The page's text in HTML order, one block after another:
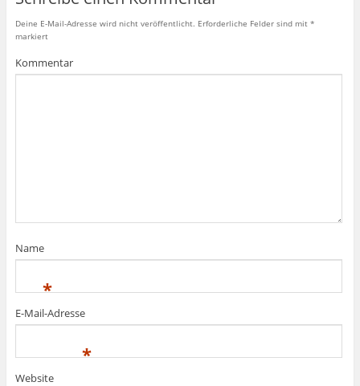
Deine E-Mail-Adresse wird nicht veröffentlicht. Erforderliche Felder sind mit *
markiert
Kommentar
Name
*
E-Mail-Adresse
*
Website